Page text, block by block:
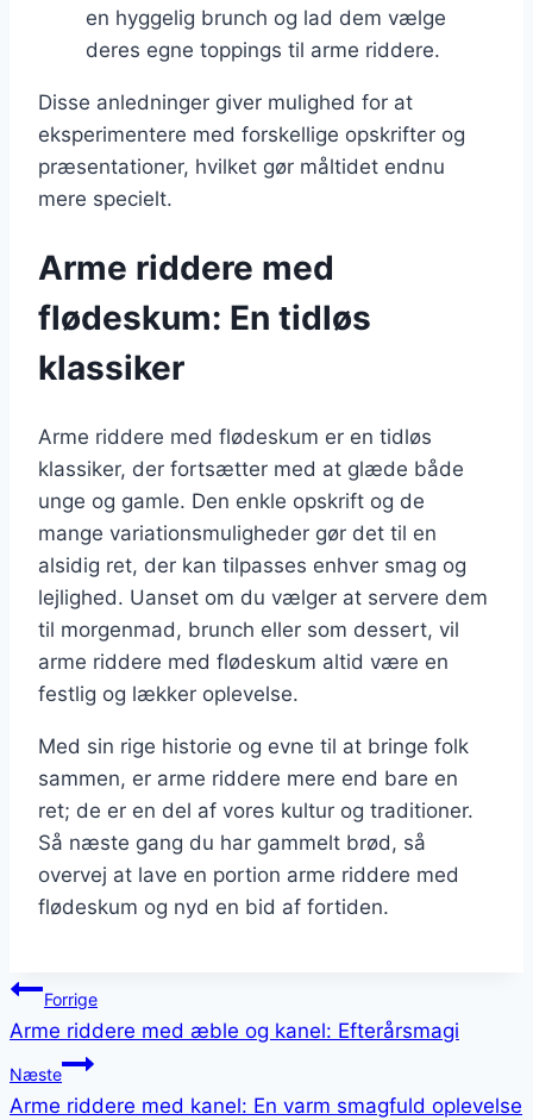
en hyggelig brunch og lad dem vælge
deres egne toppings til arme riddere.
Disse anledninger giver mulighed for at
eksperimentere med forskellige opskrifter og
præsentationer, hvilket gør måltidet endnu
mere specielt.
Arme riddere med
flødeskum: En tidløs
klassiker
Arme riddere med flødeskum er en tidløs
klassiker, der fortsætter med at glæde både
unge og gamle. Den enkle opskrift og de
mange variationsmuligheder gør det til en
alsidig ret, der kan tilpasses enhver smag og
lejlighed. Uanset om du vælger at servere dem
til morgenmad, brunch eller som dessert, vil
arme riddere med flødeskum altid være en
festlig og lækker oplevelse.
Med sin rige historie og evne til at bringe folk
sammen, er arme riddere mere end bare en
ret; de er en del af vores kultur og traditioner.
Så næste gang du har gammelt brød, så
overvej at lave en portion arme riddere med
flødeskum og nyd en bid af fortiden.
Indlægsnavigation
Forrige
Arme riddere med æble og kanel: Efterårsmagi
Næste
Arme riddere med kanel: En varm smagfuld oplevelse